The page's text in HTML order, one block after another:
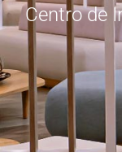
Centro de